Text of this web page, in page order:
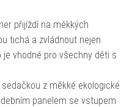
přijíždí na měkkých
tichá a zvládnout nejen
vhodné pro všechny děti s
z měkké ekologické
panelem se vstupem